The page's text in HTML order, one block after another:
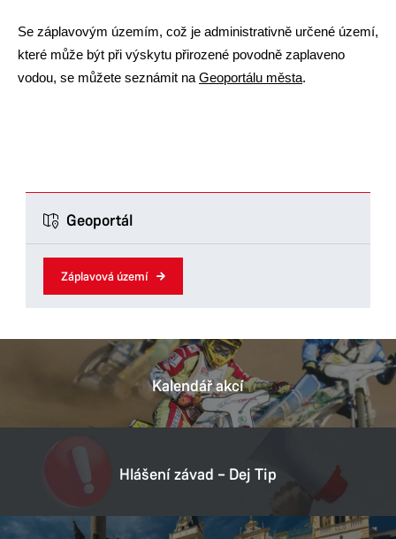
Se záplavovým územím, což je administrativně určené území,
které může být při výskytu přirozené povodně zaplaveno
vodou, se můžete seznámit na Geoportálu města.
Geoportál
Záplavová území
Kalendář akcí
Hlášení závad – Dej Tip